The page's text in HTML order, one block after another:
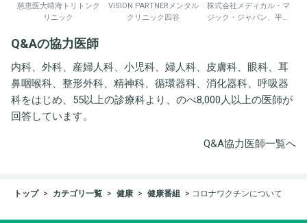
慈恵医大晴海トリトンク
リニック
VISION PARTNERメンタル
クリニック四谷
株式会社メディカル・マ
ジック・ジャパン、平野
Q&Aの協力医師
内科、外科、産婦人科、小児科、婦人科、皮膚科、眼科、耳
鼻咽喉科、整形外科、精神科、循環器科、消化器科、呼吸器
科をはじめ、55以上の診療科より、のべ8,000人以上の医師が
回答しています。
Q&A協力医師一覧へ
トップ カテゴリ一覧 健康 健康番組 コロナワクチンについて